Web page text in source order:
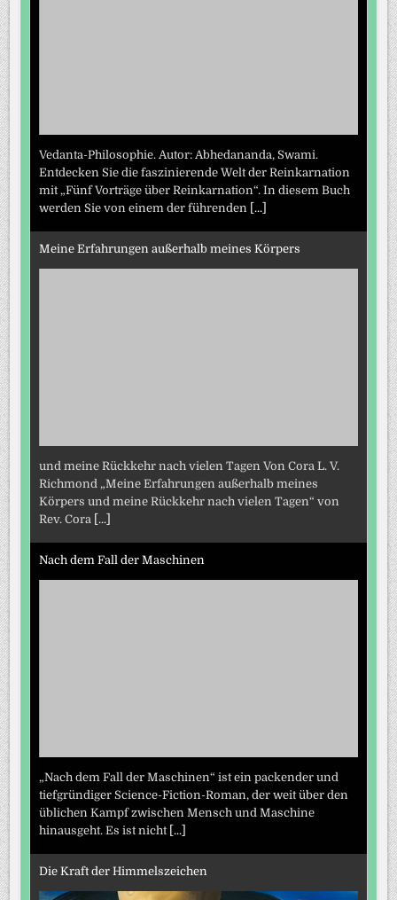
Vedanta-Philosophie. Autor: Abhedananda, Swami.
Entdecken Sie die faszinierende Welt der Reinkarnation
mit „Fünf Vorträge über Reinkarnation“. In diesem Buch
werden Sie von einem der führenden [...]
Meine Erfahrungen außerhalb meines Körpers
und meine Rückkehr nach vielen Tagen Von Cora L. V.
Richmond „Meine Erfahrungen außerhalb meines
Körpers und meine Rückkehr nach vielen Tagen“ von
Rev. Cora [...]
Nach dem Fall der Maschinen
„Nach dem Fall der Maschinen“ ist ein packender und
tiefgründiger Science-Fiction-Roman, der weit über den
üblichen Kampf zwischen Mensch und Maschine
hinausgeht. Es ist nicht [...]
Die Kraft der Himmelszeichen